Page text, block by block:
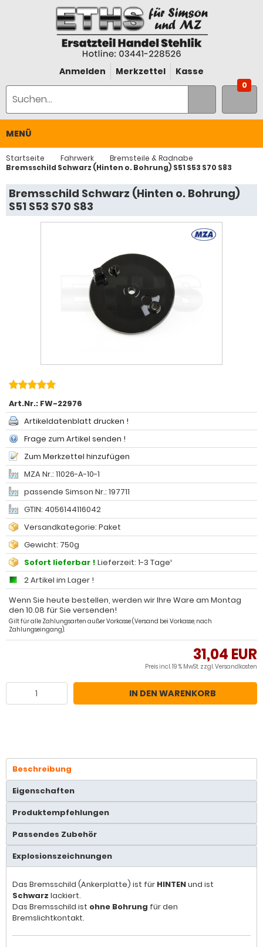
Anmelden Merkzettel Kasse
0
MENÜ
Startseite Fahrwerk
Bremsteile & Radnabe
Bremsschild Schwarz (Hinten o. Bohrung) S51 S53 S70 S83
Bremsschild Schwarz (Hinten o. Bohrung)
S51 S53 S70 S83
Art.Nr.: FW-22976
Artikeldatenblatt drucken !
Frage zum Artikel senden !
Zum Merkzettel hinzufügen
MZA Nr.: 11026-A-10-1
passende Simson Nr.: 197711
GTIN: 4056144116042
Versandkategorie: Paket
Gewicht: 750g
Sofort lieferbar ! Lieferzeit: 1-3 Tage¹
2 Artikel im Lager !
Wenn Sie heute bestellen, werden wir Ihre Ware am Montag
den 10.08 für Sie versenden!
Gilt für alle Zahlungsarten außer Vorkasse (Versand bei Vorkasse, nach
Zahlungseingang).
31,04 EUR
Preis incl. 19 % MwSt. zzgl.Versandkosten
IN DEN WARENKORB
Beschreibung
Eigenschaften
Produktempfehlungen
Passendes Zubehör
Explosionszeichnungen
Das Bremsschild (Ankerplatte) ist für HINTENund ist
Schwarz lackiert.
Das Bremsschild ist ohne Bohrung für den
Bremslichtkontakt.